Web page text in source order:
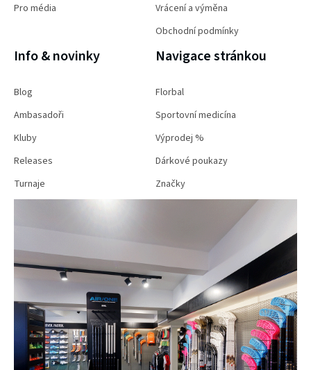
Pro média
Vrácení a výměna
Obchodní podmínky
Info & novinky
Blog
Ambasadoři
Kluby
Releases
Turnaje
Navigace stránkou
Florbal
Sportovní medicína
Výprodej %
Dárkové poukazy
Značky